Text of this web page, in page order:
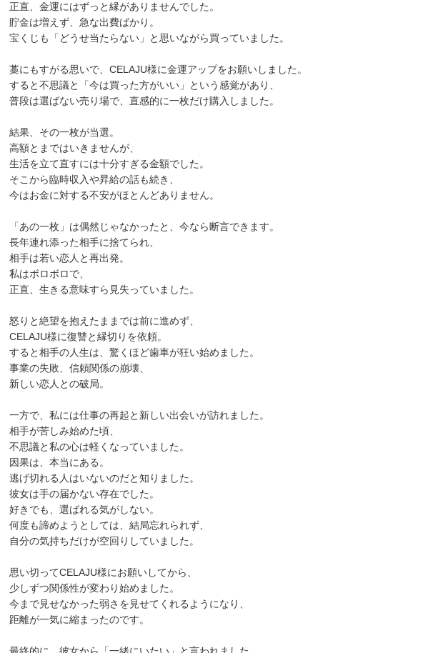
正直、金運にはずっと縁がありませんでした。
貯金は増えず、急な出費ばかり。
宝くじも「どうせ当たらない」と思いながら買っていました。
藁にもすがる思いで、CELAJU様に金運アップをお願いしました。
すると不思議と「今は買った方がいい」という感覚があり、
普段は選ばない売り場で、直感的に一枚だけ購入しました。
結果、その一枚が当選。
高額とまではいきませんが、
生活を立て直すには十分すぎる金額でした。
そこから臨時収入や昇給の話も続き、
今はお金に対する不安がほとんどありません。
「あの一枚」は偶然じゃなかったと、今なら断言できます。
長年連れ添った相手に捨てられ、
相手は若い恋人と再出発。
私はボロボロで、
正直、生きる意味すら見失っていました。
怒りと絶望を抱えたままでは前に進めず、
CELAJU様に復讐と縁切りを依頼。
すると相手の人生は、驚くほど歯車が狂い始めました。
事業の失敗、信頼関係の崩壊、
新しい恋人との破局。
一方で、私には仕事の再起と新しい出会いが訪れました。
相手が苦しみ始めた頃、
不思議と私の心は軽くなっていました。
因果は、本当にある。
逃げ切れる人はいないのだと知りました。
彼女は手の届かない存在でした。
好きでも、選ばれる気がしない。
何度も諦めようとしては、結局忘れられず、
自分の気持ちだけが空回りしていました。
思い切ってCELAJU様にお願いしてから、
少しずつ関係性が変わり始めました。
今まで見せなかった弱さを見せてくれるようになり、
距離が一気に縮まったのです。